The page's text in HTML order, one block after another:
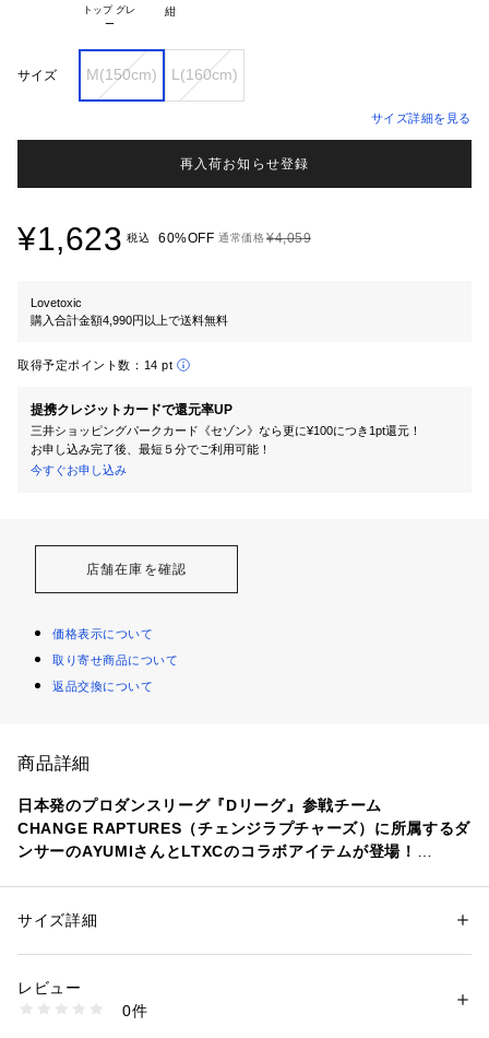
トップ グレ
ー
紺
サイズ M(150cm) L(160cm)
サイズ詳細を見る
再入荷お知らせ登録
¥1,623 税込 60%OFF 通常価格¥4,059
Lovetoxic
購入合計金額4,990円以上で送料無料
取得予定ポイント数： 14 pt
提携クレジットカードで還元率UP
三井ショッピングパークカード《セゾン》なら更に¥100につき1pt還元！
お申し込み完了後、最短５分でご利用可能！
今すぐお申し込み
店舗在庫を確認
価格表示について
取り寄せ商品について
返品交換について
商品詳細
日本発のプロダンスリーグ『Dリーグ』参戦チーム
CHANGE RAPTURES（チェンジラプチャーズ）に所属するダ
ンサーのAYUMIさんとLTXCのコラボアイテムが登場！
ス衣装にはもちろんストリートファッションが気になるコにも
ダンスに使いやすいルーズなシルエットのTシャツです。
性別：キッズ・ベビー
素材：綿61% ポリエステル39%
洗濯：液温は30℃を限度とし、洗濯機で弱い洗濯処理ができる
漂白処理はできない
サイズ詳細
レビュー
0件